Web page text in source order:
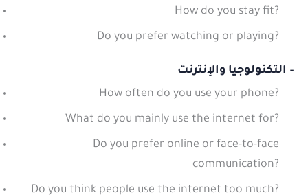
How do you stay fit?
Do you prefer watching or playing?
– التكنولوجيا والإنترنت
How often do you use your phone?
What do you mainly use the internet for?
Do you prefer online or face-to-face
communication?
Do you think people use the internet too much?